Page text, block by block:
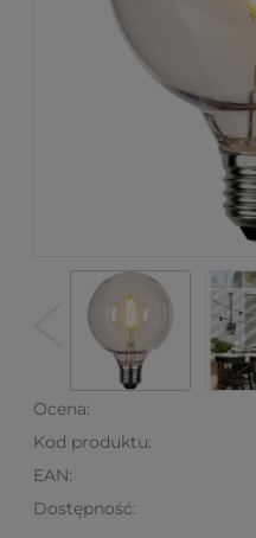
Ocena:
Kod produktu:
EAN:
Dostępność: